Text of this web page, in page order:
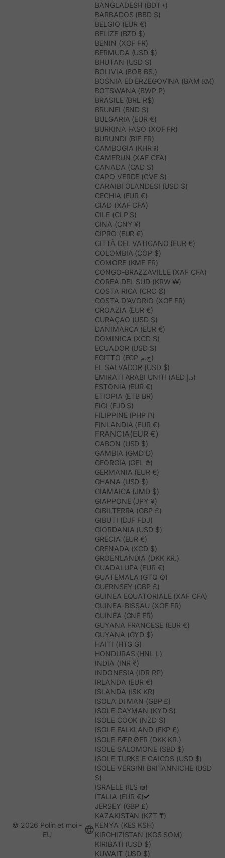
BANGLADESH (BDT ৳)
BARBADOS (BBD $)
BELGIO (EUR €)
BELIZE (BZD $)
BENIN (XOF FR)
BERMUDA (USD $)
BHUTAN (USD $)
BOLIVIA (BOB BS.)
BOSNIA ED ERZEGOVINA (BAM КМ)
BOTSWANA (BWP P)
BRASILE (BRL R$)
BRUNEI (BND $)
BULGARIA (EUR €)
BURKINA FASO (XOF FR)
BURUNDI (BIF FR)
CAMBOGIA (KHR ៛)
CAMERUN (XAF CFA)
CANADA (CAD $)
CAPO VERDE (CVE $)
CARAIBI OLANDESI (USD $)
CECHIA (EUR €)
CIAD (XAF CFA)
CILE (CLP $)
CINA (CNY ¥)
CIPRO (EUR €)
CITTÀ DEL VATICANO (EUR €)
COLOMBIA (COP $)
COMORE (KMF FR)
CONGO-BRAZZAVILLE (XAF CFA)
COREA DEL SUD (KRW ₩)
COSTA RICA (CRC ₡)
COSTA D’AVORIO (XOF FR)
CROAZIA (EUR €)
CURAÇAO (USD $)
DANIMARCA (EUR €)
DOMINICA (XCD $)
ECUADOR (USD $)
EGITTO (EGP ج.م)
EL SALVADOR (USD $)
EMIRATI ARABI UNITI (AED د.إ)
ESTONIA (EUR €)
ETIOPIA (ETB BR)
FIGI (FJD $)
FILIPPINE (PHP ₱)
FINLANDIA (EUR €)
FRANCIA(EUR €)
GABON (USD $)
GAMBIA (GMD D)
GEORGIA (GEL ₾)
GERMANIA (EUR €)
GHANA (USD $)
GIAMAICA (JMD $)
GIAPPONE (JPY ¥)
GIBILTERRA (GBP £)
GIBUTI (DJF FDJ)
GIORDANIA (USD $)
GRECIA (EUR €)
GRENADA (XCD $)
GROENLANDIA (DKK KR.)
GUADALUPA (EUR €)
GUATEMALA (GTQ Q)
GUERNSEY (GBP £)
GUINEA EQUATORIALE (XAF CFA)
GUINEA-BISSAU (XOF FR)
GUINEA (GNF FR)
GUYANA FRANCESE (EUR €)
GUYANA (GYD $)
HAITI (HTG G)
HONDURAS (HNL L)
INDIA (INR ₹)
INDONESIA (IDR RP)
IRLANDA (EUR €)
ISLANDA (ISK KR)
ISOLA DI MAN (GBP £)
ISOLE CAYMAN (KYD $)
ISOLE COOK (NZD $)
ISOLE FALKLAND (FKP £)
ISOLE FÆR ØER (DKK KR.)
ISOLE SALOMONE (SBD $)
ISOLE TURKS E CAICOS (USD $)
ISOLE VERGINI BRITANNICHE (USD
$)
ISRAELE (ILS ₪)
ITALIA (EUR €)
JERSEY (GBP £)
KAZAKISTAN (KZT ₸)
KENYA (KES KSH)
KIRGHIZISTAN (KGS SOM)
KIRIBATI (USD $)
KUWAIT (USD $)
© 2026 Polín et moi -
EU